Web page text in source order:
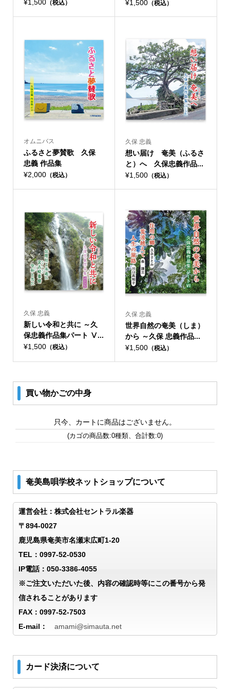
¥1,500（税込） ¥1,500 （税込）
オムニバス
ふるさと夢賛歌 久保
忠義 作品集
¥2,000（税込）
久保 忠義
想い届け 奄美（ふるさ
と）へ 久保忠義作品...
¥1,500 （税込）
久保 忠義
新しい令和と共に ～久
保忠義作品集パート Ⅴ...
¥1,500（税込）
久保 忠義
世界自然の奄美（しま）
から ～久保 忠義作品...
¥1,500 （税込）
買い物かごの中身
只今、カートに商品はございません。
(カゴの商品数:0種類、合計数:0)
奄美島唄学校ネットショップについて
運営会社：株式会社セントラル楽器
〒894-0027
鹿児島県奄美市名瀬末広町1-20
TEL：0997-52-0530
IP電話：050-3386-4055
※ご注文いただいた後、内容の確認時等にこの番号から発
信されることがあります
FAX：0997-52-7503
E-mail： amami@simauta.net
カード決済について